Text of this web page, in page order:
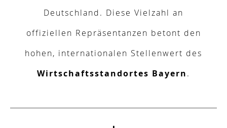
Deutschland. Diese Vielzahl an
offiziellen Repräsentanzen betont den
hohen, internationalen Stellenwert des
Wirtschaftsstandortes Bayern.